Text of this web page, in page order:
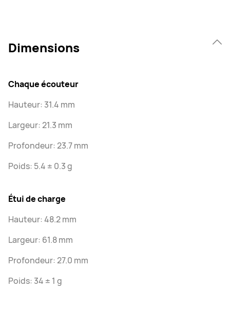
Dimensions
Chaque écouteur
Hauteur: 31.4 mm
Largeur: 21.3 mm
Profondeur: 23.7 mm
Poids: 5.4 ± 0.3 g
Étui de charge
Hauteur: 48.2 mm
Largeur: 61.8 mm
Profondeur: 27.0 mm
Poids: 34 ± 1 g